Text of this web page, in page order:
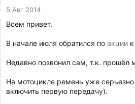
5 Авг 2014
Всем привет.
В начале июля обратился по акции
Недавно позвонил сам, т.к. прошёл
На мотоцикле ремень уже
включить первую передачу).